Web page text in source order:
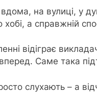
на вулиці, у
а справжній
відіграє
Саме така
слухають – а